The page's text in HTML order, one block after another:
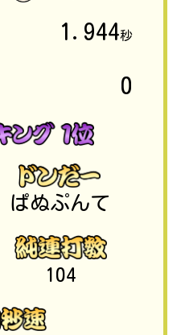
1.944秒
0
ぱぬぷんて
104